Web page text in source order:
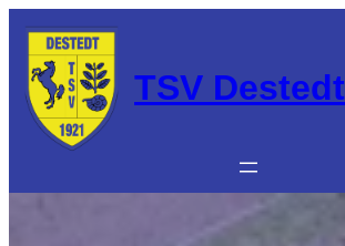
Inhalt
springen
TSV Destedt